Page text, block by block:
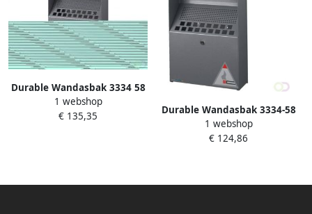
Durable Wandasbak 3334 58
metallic
1 webshop
€ 135,35
Durable Wandasbak 3334-58
metallic
1 webshop
€ 124,86